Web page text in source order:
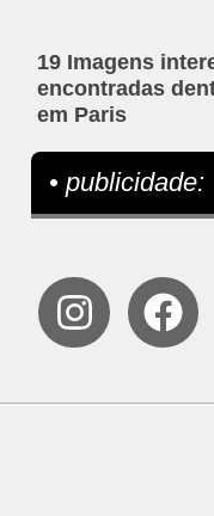
19 Imagens
encontradas
em Paris
• publicidade: